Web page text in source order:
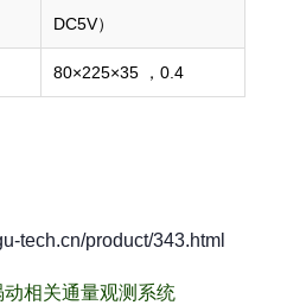
DC5V）
80×225×35 ，0.4
tech.cn/product/343.html
相关通量观测系统